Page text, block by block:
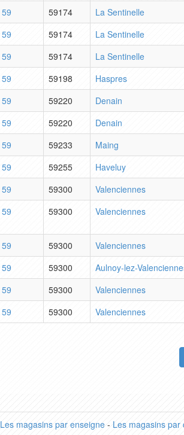
59
59174
La Sentinelle
59
59174
La Sentinelle
59
59174
La Sentinelle
59
59198
Haspres
59
59220
Denain
59
59220
Denain
59
59233
Maing
59
59255
Haveluy
59
59300
Valenciennes
59
59300 Valenciennes
59 59300
Valenciennes
59
59300
Aulnoy-lez-
59
59300
Valenciennes
59
59300 Valenciennes
Les magasins par enseigne- Les magasins par